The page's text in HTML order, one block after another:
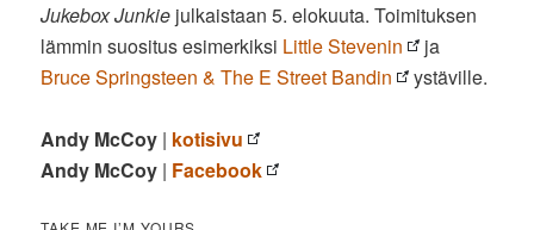
Jukebox Junkie julkaistaan 5. elokuuta. Toimituksen
lämmin suositus esimerkiksi Little Stevenin
ja
Bruce Springsteen & The E Street Bandin
ystäville.
Andy McCoy | kotisivu
Andy McCoy | Facebook